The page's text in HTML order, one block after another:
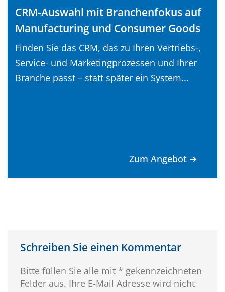
CRM-Auswahl mit Branchenfokus auf
Manufacturing und Consumer Goods
Finden Sie das CRM, das zu Ihren Vertriebs-,
Service- und Marketingprozessen und Ihrer
Branche passt – statt später ein System...
Zum Angebot ➔
Schreiben Sie einen Kommentar
Bitte füllen Sie alle mit * gekennzeichneten
Felder aus. Ihre E-Mail Adresse wird nicht